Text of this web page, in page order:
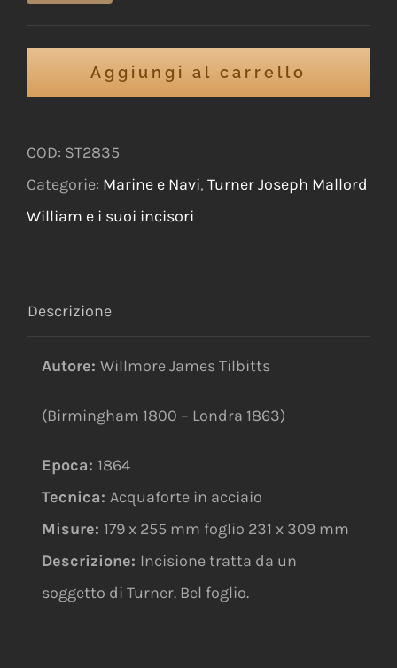
Aggiungi al carrello
COD: ST2835
Categorie: Marine e Navi, Turner Joseph Mallord
William e i suoi incisori
Descrizione
Autore: Willmore James Tilbitts
(Birmingham 1800 – Londra 1863)
Epoca: 1864
Tecnica: Acquaforte in acciaio
Misure: 179 x 255 mm foglio 231 x 309 mm
Descrizione: Incisione tratta da un
soggetto di Turner. Bel foglio.